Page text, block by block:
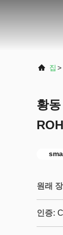
집 >
황
원래
인증: